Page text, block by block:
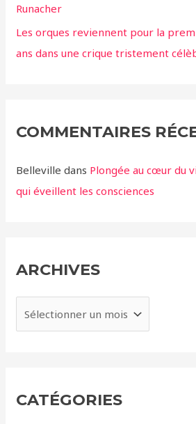
Runacher
Les orques reviennent pour la
ans dans une crique tristement
COMMENTAIRES
Belleville dans Plongée au cœur du
qui éveillent les consciences
ARCHIVES
r
CATÉGORIES